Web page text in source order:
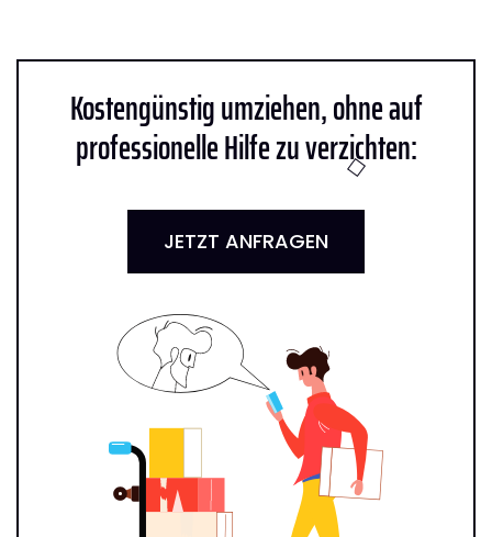
Kostengünstig umziehen, ohne auf
professionelle Hilfe zu verzichten:
JETZT ANFRAGEN